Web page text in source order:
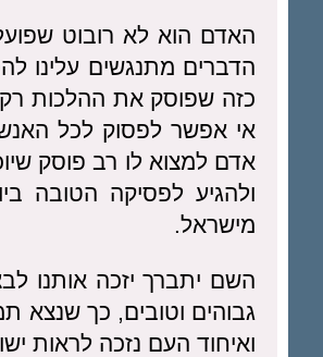
האדם הוא לא רובוט
הדברים מתנגשים עלינו
כזה שפוסק את ההלכות רק
אי אפשר לפסוק לכל
אדם למצוא לו רב פוסק
ולהגיע לפסיקה הטובה
מישראל.
השם יתברך יזכה אותנו
גבוהים וטובים, כך שנצא
ואיחוד העם נזכה לראות